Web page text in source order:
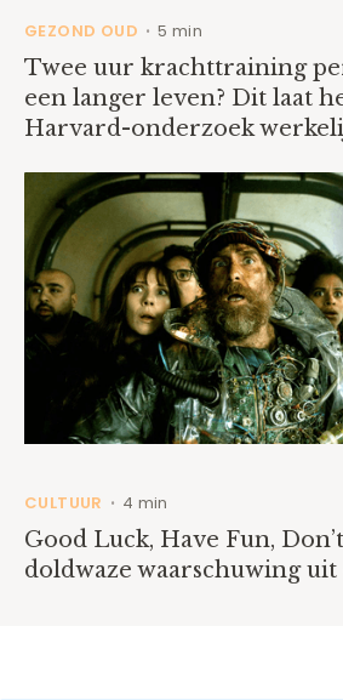
GEZOND OUD • 5 min
Twee uur krachttraining
een langer leven? Dit laat
Harvard-onderzoek
CULTUUR • 4 min
Good Luck, Have Fun,
doldwaze waarschuwing